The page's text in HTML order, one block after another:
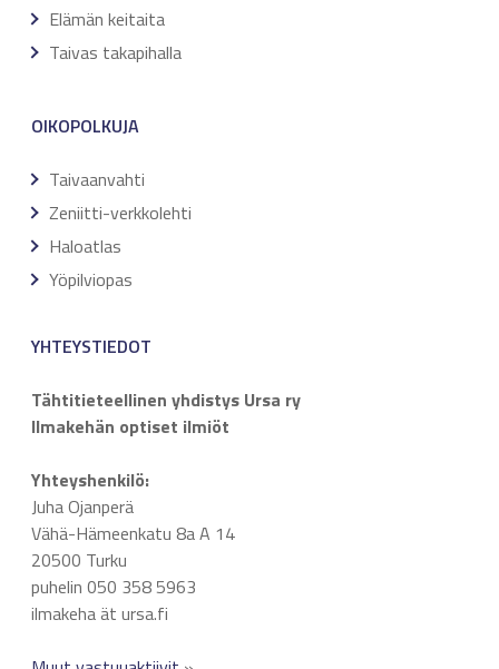
Elämän keitaita
Taivas takapihalla
OIKOPOLKUJA
Taivaanvahti
Zeniitti-verkkolehti
Haloatlas
Yöpilviopas
YHTEYSTIEDOT
Tähtitieteellinen yhdistys Ursa ry
Ilmakehän optiset ilmiöt
Yhteyshenkilö:
Juha Ojanperä
Vähä-Hämeenkatu 8a A 14
20500 Turku
puhelin 050 358 5963
ilmakeha ät ursa.fi